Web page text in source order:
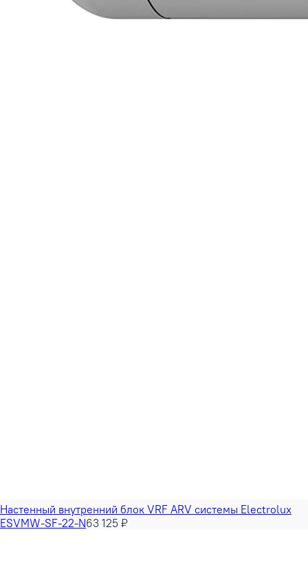
Настенный внутренний блок VRF ARV системы Electrolux
ESVMW-SF-22-N63 125 ₽